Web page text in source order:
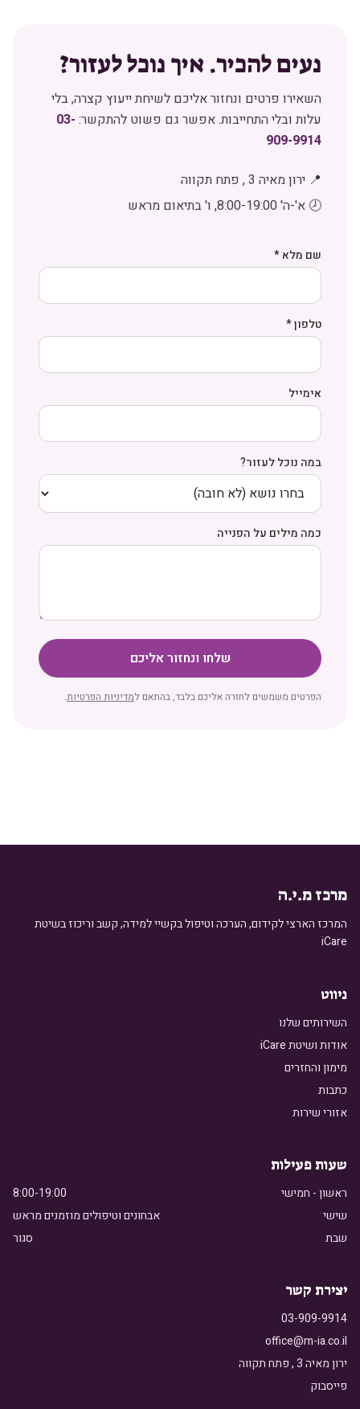
נעים להכיר. איך נוכל לעזור?
השאירו פרטים ונחזור אליכם לשיחת ייעוץ קצרה, בלי
עלות ובלי התחייבות. אפשר גם פשוט להתקשר: 03-
909-9914
📍 ירון מאיה 3 , פתח תקווה
🕗 א'-ה' 8:00-19:00, ו' בתיאום מראש
שם מלא *
טלפון *
אימייל
במה נוכל לעזור?
כמה מילים על הפנייה
שלחו ונחזור אליכם
הפרטים משמשים לחזרה אליכם בלבד, בהתאם למדיניות הפרטיות.
מרכז מ.י.ה
המרכז הארצי לקידום, הערכה וטיפול בקשיי למידה, קשב וריכוז בשיטת
iCare
ניווט
השירותים שלנו
אודות ושיטת iCare
מימון והחזרים
כתבות
אזורי שירות
שעות פעילות
ראשון - חמישי
8:00-19:00
שישי
אבחונים וטיפולים מוזמנים מראש
שבת
סגור
יצירת קשר
03-909-9914
office@m-ia.co.il
ירון מאיה 3
,פתח תקווה
פייסבוק